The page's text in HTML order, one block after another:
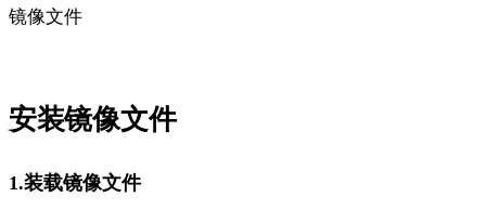
镜像文件
安装镜像文件
1.装载镜像文件